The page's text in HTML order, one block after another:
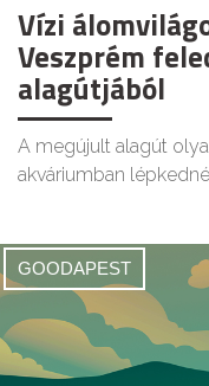
Vízi
Veszprém
alagútjából
A megújult alagút
akváriumban
GOODAPEST